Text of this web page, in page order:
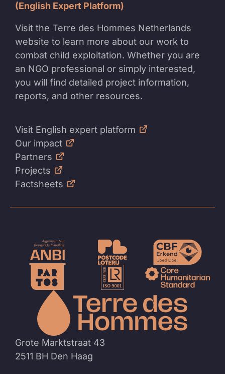
(English Expert Platform)
Visit the Terre des Hommes Netherlands
website to learn more about our work to
combat child exploitation. Whether you are
an NGO professional or simply interested,
you will find detailed project information,
reports, and other resources.
Visit English expert platform
Our impact
Partners
Projects
Factsheets
Grote Marktstraat 43
2511 BH Den Haag